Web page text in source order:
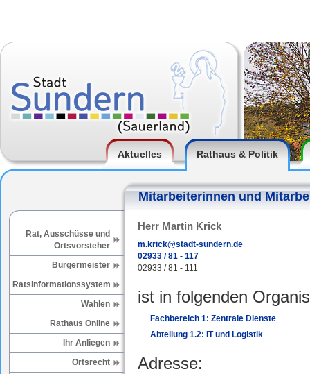
Aktuelles Rathaus & Politik
Mitarbeiterinnen und
Rat, Ausschüsse und
Ortsvorsteher
Bürgermeister
Ratsinformationssystem
Wahlen
Rathaus Online
Ihr Anliegen
Ortsrecht
Herr Martin Krick
m.krick@stadt-sundern.de
02933 / 81 - 117
02933 / 81 - 111
ist in folgenden
Fachbereich 1: Zentrale Dienste
Abteilung 1.2: IT und Logistik
Adresse: